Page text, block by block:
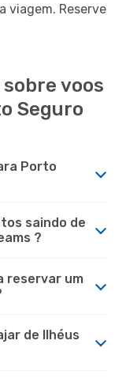
viagem. Reserve
voos
Seguro
Porto
saindo de
?
reservar um
de Ilhéus